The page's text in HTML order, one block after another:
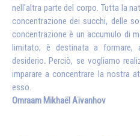
nell'altra parte del corpo. Tutta la
concentrazione dei succhi, delle
concentrazione è un accumulo di
limitato; è destinata a formare,
desiderio.Perciò, se vogliamo
imparare a concentrare la nostra
esso.
Omraam Mikhaël Aïvanhov